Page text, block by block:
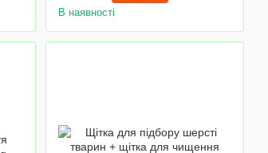
В наявності